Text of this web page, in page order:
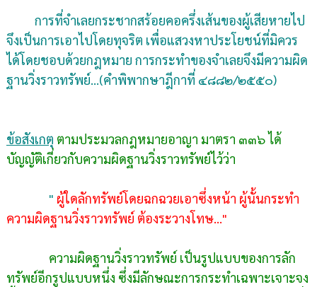
การที่จำเลยกระชากสร้อยคอครึ่งเส้นของผู้เสียหายไป
จึงเป็นการเอาไปโดยทุจริต เพื่อแสวงหาประโยชน์ที่มิควร
ได้โดยชอบด้วยกฎหมาย การกระทำของจำเลยจึงมีความผิด
ฐานวิ่งราวทรัพย์...(คำพิพากษาฎีกาที่ ๔๘๘๒/๒๕๕๐)
ข้อสังเกตุ ตามประมวลกฎหมายอาญา มาตรา ๓๓๖ ได้
บัญญัติเกี่ยวกับความผิดฐานวิ่งราวทรัพย์ไว้ว่า
" ผู้ใดลักทรัพย์โดยฉกฉวยเอาซึ่งหน้า ผู้นั้นกระทำ
ความผิดฐานวิ่งราวทรัพย์ ต้องระวางโทษ..."
ความผิดฐานวิ่งราวทรัพย์ เป็นรูปแบบของการลัก
ทรัพย์อีกรูปแบบหนึ่ง ซึ่งมีลักษณะการกระทำเฉพาะเจาะจง